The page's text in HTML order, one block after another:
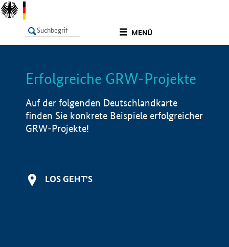
MENÜ
LISTE Info
Erfolgreiche GRW-Projekte
Auf der folgenden Deutschlandkarte
finden Sie konkrete Beispiele erfolgreicher
GRW-Projekte!
LOS GEHT'S